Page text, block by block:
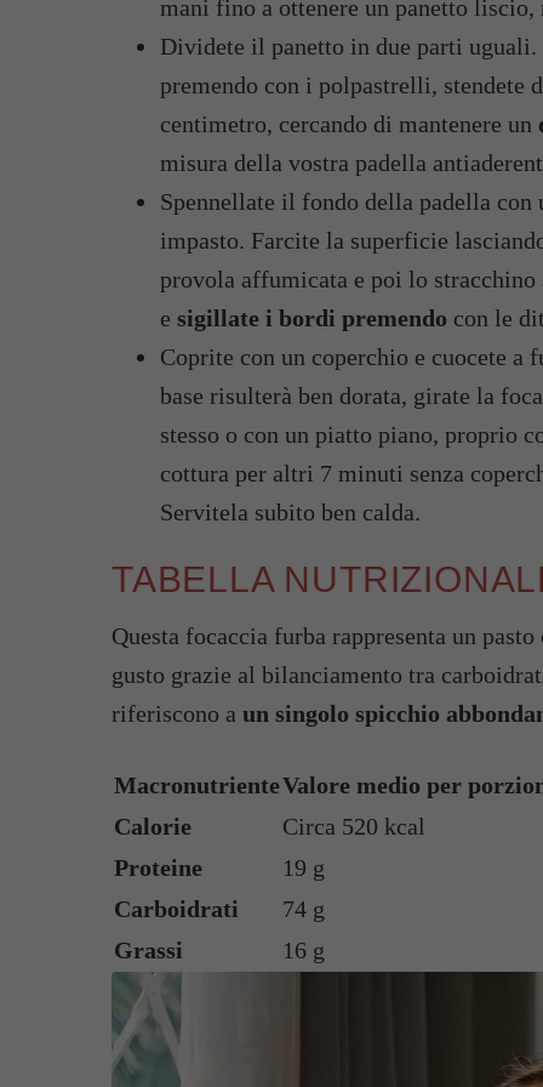
mani fino a ottenere un panetto
Dividete il panetto in due parti
premendo con i polpastrelli, stendete
centimetro, cercando di mantenere un
misura della vostra padella
Spennellate il fondo della padella
impasto. Farcite la superficie
provola affumicata e poi lo
e sigillate i bordi premendo con le
Coprite con un coperchio e cuocete a
base risulterà ben dorata, girate la
stesso o con un piatto piano, proprio
cottura per altri 7 minuti senza
Servitela subito ben calda.
TABELLA
Questa focaccia furba rappresenta un
gusto grazie al bilanciamento tra
riferiscono a un singolo spicchio
MacronutrienteValore medio per
Calorie
Circa 520 kcal
Proteine
19 g
Carboidrati
74 g
Grassi
16 g